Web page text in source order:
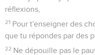
réflexions,
21 Pour t'enseigner des
que tu répondes par des
22 Ne dépouille pas le